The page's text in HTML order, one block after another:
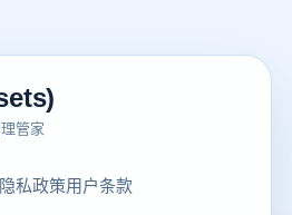
管家
隐私政策用户条款